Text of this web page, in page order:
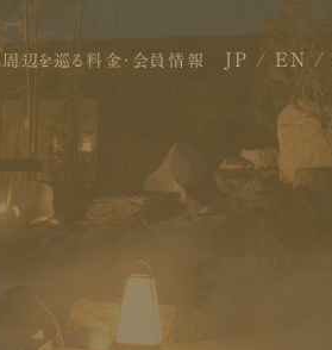
周辺を巡る 料金・会員情報 JP EN